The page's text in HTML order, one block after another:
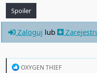
Spoiler
Zaloguj lub
R
OXYGEN THIEF